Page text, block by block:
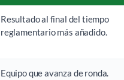
Resultado al final del tiempo
reglamentario más añadido.
Equipo que avanza de ronda.